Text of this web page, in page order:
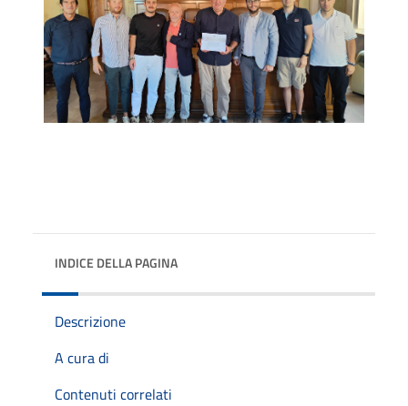
INDICE DELLA PAGINA
Descrizione
A cura di
Contenuti correlati